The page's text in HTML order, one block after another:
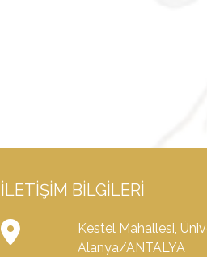
İLETIŞIM BILGILERI
Kestel Mahallesi,
Alanya/ANTALYA